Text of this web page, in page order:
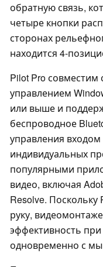
обратную связь,
четыре кнопки
сторонах
находится 4-
Pilot Pro
управлением
или выше и
беспроводное
управления
индивидуальных
популярными
видео, включая
Resolve. Поскольку
руку,
эффективность
одновременно с